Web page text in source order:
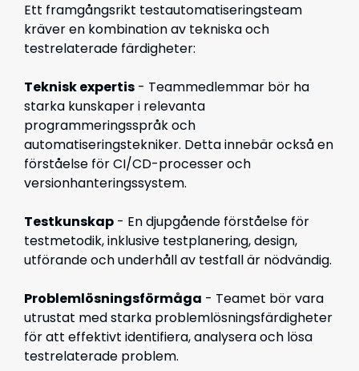
Ett framgångsrikt testautomatiseringsteam
kräver en kombination av tekniska och
testrelaterade färdigheter:
Teknisk expertis - Teammedlemmar bör ha
starka kunskaper i relevanta
programmeringsspråk och
automatiseringstekniker. Detta innebär också en
förståelse för CI/CD-processer och
versionhanteringssystem.
Testkunskap - En djupgående förståelse för
testmetodik, inklusive testplanering, design,
utförande och underhåll av testfall är nödvändig.
Problemlösningsförmåga - Teamet bör vara
utrustat med starka problemlösningsfärdigheter
för att effektivt identifiera, analysera och lösa
testrelaterade problem.